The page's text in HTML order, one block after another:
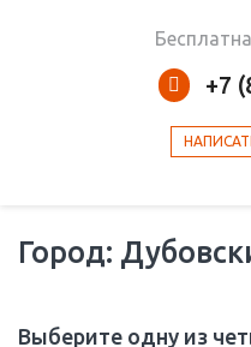
+7
Город:
Выберите одну из